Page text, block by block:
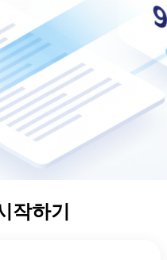
작하기